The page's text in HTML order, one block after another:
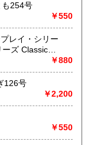
、古書一般（そ
254号
￥550
レイ・シリー
ズ Classic
田憲三 監修 ; 曽根
￥880
126号
￥2,200
￥550